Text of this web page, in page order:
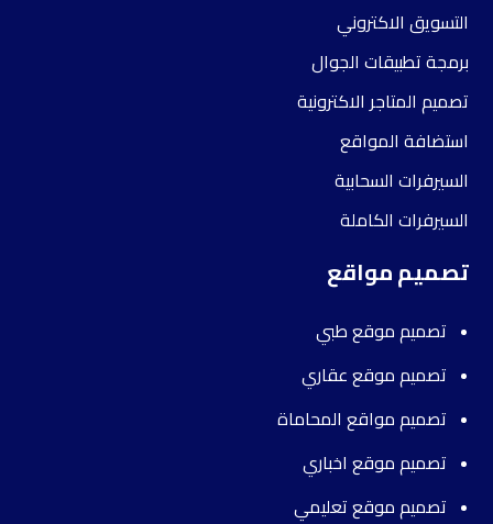
التسويق الاكتروني
برمجة تطبيقات الجوال
تصميم المتاجر الاكترونية
استضافة المواقع
السيرفرات السحابية
السيرفرات الكاملة
تصميم مواقع
تصميم موقع طبي
تصميم موقع عقاري
تصميم مواقع المحاماة
تصميم موقع اخباري
تصميم موقع تعليمي